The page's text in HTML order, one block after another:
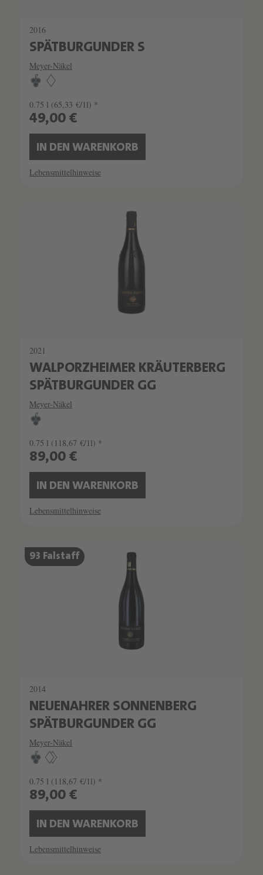
2016
SPÄTBURGUNDER S
Meyer-Näkel
0.75 l (65,33 €/1l) *
49,00 €
IN DEN WARENKORB
Lebensmittelhinweise
2021
WALPORZHEIMER KRÄUTERBERG
SPÄTBURGUNDER GG
Meyer-Näkel
0.75 l (118,67 €/1l) *
89,00 €
IN DEN WARENKORB
Lebensmittelhinweise
SCHATZKAMMER
SEHR LIMITIERT
93 Falstaff
2014
NEUENAHRER SONNENBERG
SPÄTBURGUNDER GG
Meyer-Näkel
0.75 l (118,67 €/1l) *
89,00 €
IN DEN WARENKORB
Lebensmittelhinweise